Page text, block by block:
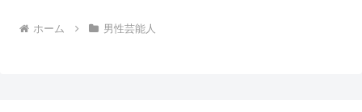
ホーム 男性芸能人